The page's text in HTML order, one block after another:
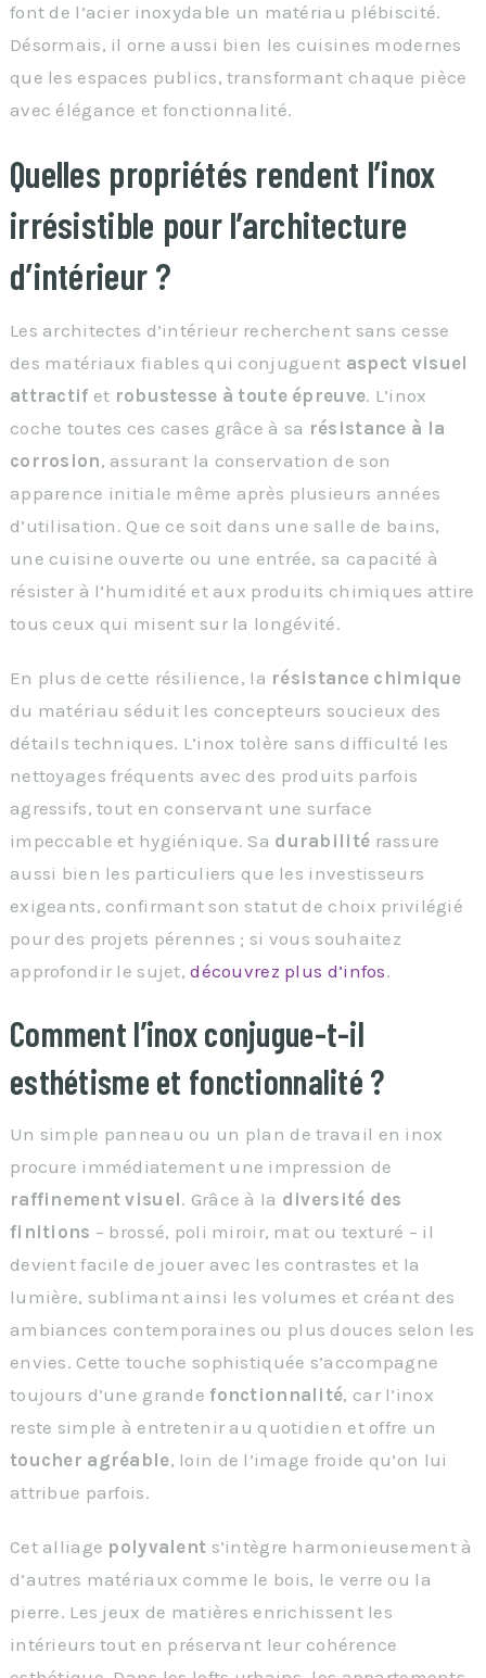
font de l’acier inoxydable un matériau plébiscité.
Désormais, il orne aussi bien les cuisines modernes
que les espaces publics, transformant chaque pièce
avec élégance et fonctionnalité.
Quelles propriétés rendent l’inox
irrésistible pour l’architecture
d’intérieur ?
Les architectes d’intérieur recherchent sans cesse
des matériaux fiables qui conjuguent aspect visuel
attractif et robustesse à toute épreuve. L’inox
coche toutes ces cases grâce à sa résistance à la
corrosion, assurant la conservation de son
apparence initiale même après plusieurs années
d’utilisation. Que ce soit dans une salle de bains,
une cuisine ouverte ou une entrée, sa capacité à
résister à l’humidité et aux produits chimiques attire
tous ceux qui misent sur la longévité.
En plus de cette résilience, la résistance chimique
du matériau séduit les concepteurs soucieux des
détails techniques. L’inox tolère sans difficulté les
nettoyages fréquents avec des produits parfois
agressifs, tout en conservant une surface
impeccable et hygiénique. Sa durabilité rassure
aussi bien les particuliers que les investisseurs
exigeants, confirmant son statut de choix privilégié
pour des projets pérennes ; si vous souhaitez
approfondir le sujet,découvrez plus d’infos.
Comment l’inox conjugue-t-il
esthétisme et fonctionnalité ?
Un simple panneau ou un plan de travail en inox
procure immédiatement une impression de
raffinement visuel. Grâce à la diversité des
finitions – brossé, poli miroir, mat ou texturé – il
devient facile de jouer avec les contrastes et la
lumière, sublimant ainsi les volumes et créant des
ambiances contemporaines ou plus douces selon les
envies. Cette touche sophistiquée s’accompagne
toujours d’une grande fonctionnalité, car l’inox
reste simple à entretenir au quotidien et offre un
toucher agréable, loin de l’image froide qu’on lui
attribue parfois.
Cet alliage polyvalent s’intègre harmonieusement à
d’autres matériaux comme le bois, le verre ou la
pierre. Les jeux de matières enrichissent les
intérieurs tout en préservant leur cohérence